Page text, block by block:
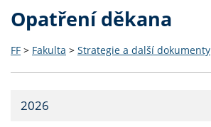
Opatření děkana
FF > Fakulta > Strategie a další dokumenty
2026